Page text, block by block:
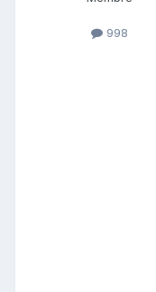
998